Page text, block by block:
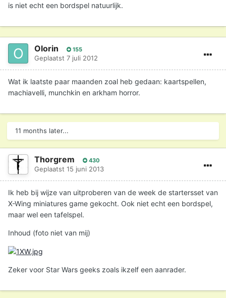
is niet echt een bordspel natuurlijk.
Olorin 155
Geplaatst 7 juli 2012
Wat ik laatste paar maanden zoal heb gedaan: kaartspellen,
machiavelli, munchkin en arkham horror.
11 months later...
Thorgrem 430
Geplaatst 15 juni 2013
Ik heb bij wijze van uitproberen van de week de startersset van
X-Wing miniatures game gekocht. Ook niet echt een bordspel,
maar wel een tafelspel.
Inhoud (foto niet van mij)
Zeker voor Star Wars geeks zoals ikzelf een aanrader.